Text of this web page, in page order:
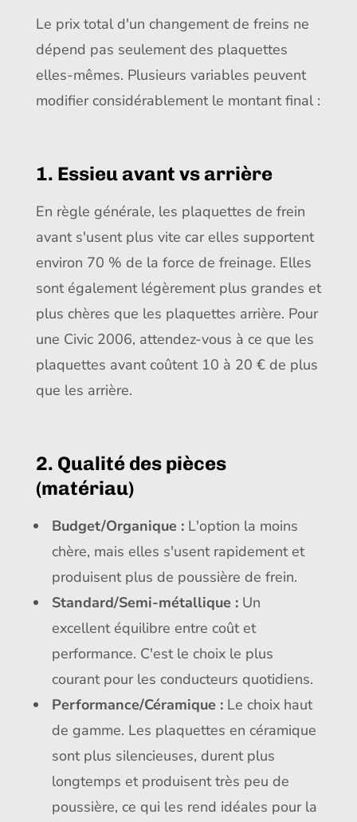
Le prix total d'un changement de freins ne
dépend pas seulement des plaquettes
elles-mêmes. Plusieurs variables peuvent
modifier considérablement le montant final :
1. Essieu avant vs arrière
En règle générale, les plaquettes de frein
avant s'usent plus vite car elles supportent
environ 70 % de la force de freinage. Elles
sont également légèrement plus grandes et
plus chères que les plaquettes arrière. Pour
une Civic 2006, attendez-vous à ce que les
plaquettes avant coûtent 10 à 20 € de plus
que les arrière.
2. Qualité des pièces
(matériau)
Budget/Organique :L'option la moins
chère, mais elles s'usent rapidement et
produisent plus de poussière de frein.
Standard/Semi-métallique :Un
excellent équilibre entre coût et
performance. C'est le choix le plus
courant pour les conducteurs quotidiens.
Performance/Céramique :Le choix haut
de gamme. Les plaquettes en céramique
sont plus silencieuses, durent plus
longtemps et produisent très peu de
poussière, ce qui les rend idéales pour la